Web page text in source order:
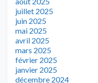
juillet 2025
juin 2025
mai 2025
avril 2025
mars 2025
février 2025
janvier 2025
décembre 2024